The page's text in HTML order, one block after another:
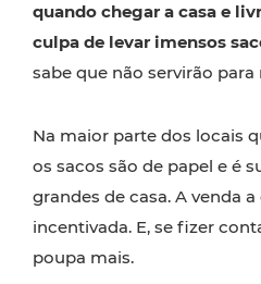
quando chegar a casa e
culpa de levar imensos
sabe que não servirão para
Na maior parte dos locais
os sacos são de papel e é
grandes de casa. A venda
incentivada. E, se fizer
poupa mais.